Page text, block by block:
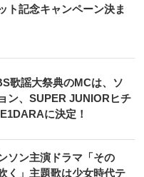
ト記念キャンペーン決ま
歌謡大祭典のMCは、ソ
ン、SUPER JUNIORヒチ
に決定！
ソン主演ドラマ「その
く」主題歌は少女時代テ